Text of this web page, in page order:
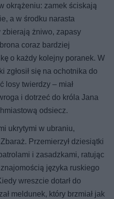
okrążeniu: zamek ściskają
a w środku narasta
zbierają żniwo, zapasy
coraz bardziej
o każdy kolejny poranek. W
zgłosił się na ochotnika do
losy twierdzy – miał
i dotrzeć do króla Jana
odsiecz.
ukrytymi w ubraniu,
Przemierzył dziesiątki
i zasadzkami, ratując
języka ruskiego
wreszcie dotarł do
meldunek, który brzmiał jak